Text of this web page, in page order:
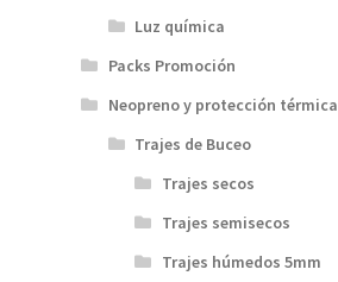
Luz química
Packs Promoción
Neopreno y protección térmica
Trajes de Buceo
Trajes secos
Trajes semisecos
Trajes húmedos 5mm